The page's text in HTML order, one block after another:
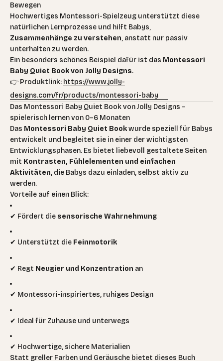
Bewegen
Hochwertiges Montessori-Spielzeug unterstützt diese
natürlichen Lernprozesse und hilft Babys,
Zusammenhänge zu verstehen, anstatt nur passiv
unterhalten zu werden.
Ein besonders schönes Beispiel dafür ist das Montessori
Baby Quiet Book von Jolly Designs.
👉 Produktlink: https://www.jolly-
designs.com/fr/products/montessori-baby
Das Montessori Baby Quiet Book von Jolly Designs –
spielerisch lernen von 0–6 Monaten
Das Montessori Baby Quiet Bookwurde speziell für Babys
entwickelt und begleitet sie in einer der wichtigsten
Entwicklungsphasen. Es bietet liebevoll gestaltete Seiten
mit Kontrasten, Fühlelementen und einfachen
Aktivitäten, die Babys dazu einladen, selbst aktiv zu
werden.
Vorteile auf einen Blick:
✔ Fördert die sensorische Wahrnehmung
✔ Unterstützt die Feinmotorik
✔ Regt Neugier und Konzentration an
✔ Montessori-inspiriertes, ruhiges Design
✔ Ideal für Zuhause und unterwegs
✔ Hochwertige, sichere Materialien
Statt greller Farben und Geräusche bietet dieses Buch